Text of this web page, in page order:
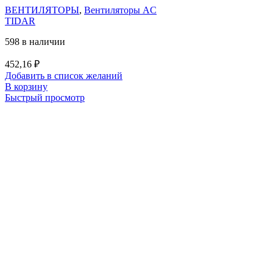
ВЕНТИЛЯТОРЫ, Вентиляторы AC
TIDAR
598 в наличии
452,16 ₽
Добавить в список желаний
В корзину
Быстрый просмотр